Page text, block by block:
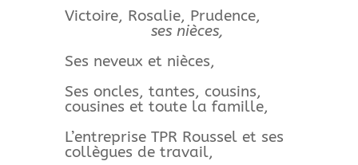
Victoire, Rosalie, Prudence,
ses nièces,
Ses neveux et nièces,
Ses oncles, tantes, cousins,
cousines et toute la famille,
L’entreprise TPR Roussel et ses
collègues de travail,